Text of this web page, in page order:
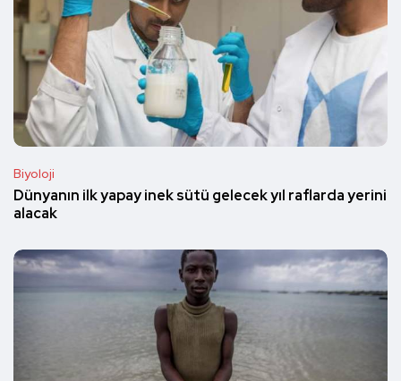
Biyoloji
Dünyanın ilk yapay inek sütü gelecek yıl raflarda yerini
alacak